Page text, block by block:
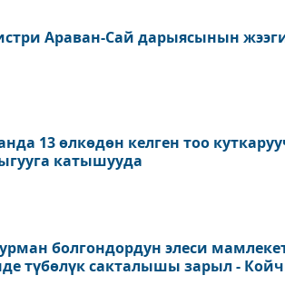
Араван-Сай дарыясынын
13 өлкөдөн келген тоо
катышууда
болгондордун элеси
түбөлүк сакталышы зарыл -